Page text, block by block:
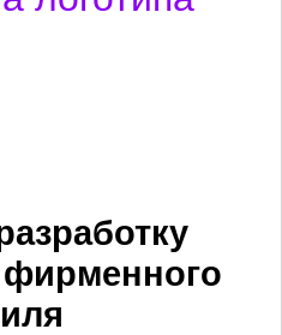
фирменного